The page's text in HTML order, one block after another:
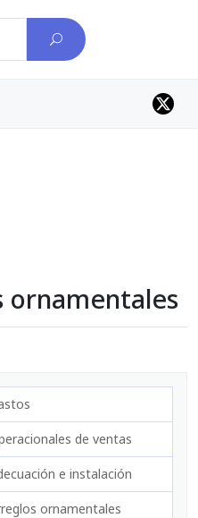
ornamentales
de ventas
e instalación
ornamentales